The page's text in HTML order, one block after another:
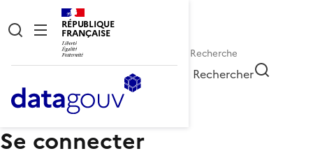
RÉPUBLIQUE
FRANÇAISE
Rechercher
Se connecter